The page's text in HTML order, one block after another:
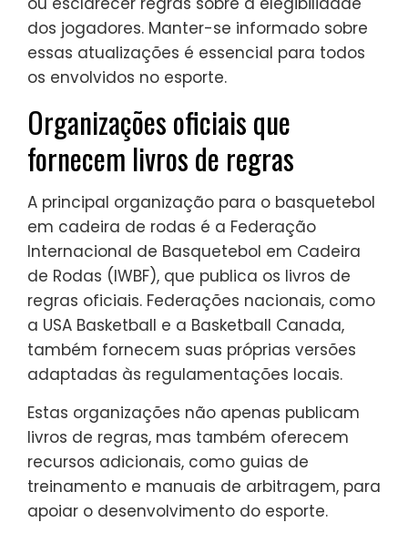
dos jogadores. Manter-se informado sobre
essas atualizações é essencial para todos
os envolvidos no esporte.
Organizações oficiais que
fornecem livros de regras
A principal organização para o basquetebol
em cadeira de rodas é a Federação
Internacional de Basquetebol em Cadeira
de Rodas (IWBF), que publica os livros de
regras oficiais. Federações nacionais, como
a USA Basketball e a Basketball Canada,
também fornecem suas próprias versões
adaptadas às regulamentações locais.
Estas organizações não apenas publicam
livros de regras, mas também oferecem
recursos adicionais, como guias de
treinamento e manuais de arbitragem, para
apoiar o desenvolvimento do esporte.